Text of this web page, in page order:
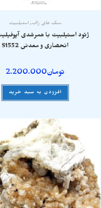
سنگ های راف,استیلبیت
ژئود استیلبیت با همرشدی
انحصاری و معدنی S1552
تومان2.200.000
افزودن به سبد خرید